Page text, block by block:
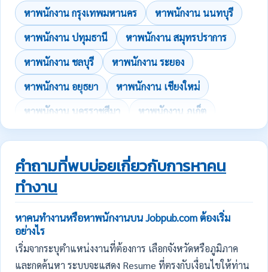
หาพนักงาน กรุงเทพมหานคร
หาพนักงาน นนทบุรี
หาพนักงาน ปทุมธานี
หาพนักงาน สมุทรปราการ
หาพนักงาน ชลบุรี
หาพนักงาน ระยอง
หาพนักงาน อยุธยา
หาพนักงาน เชียงใหม่
หาพนักงาน นครราชสีมา
หาพนักงาน ภูเก็ต
คำถามที่พบบ่อยเกี่ยวกับการหาคน
ทำงาน
หาคนทำงานหรือหาพนักงานบน Jobpub.com ต้องเริ่ม
อย่างไร
เริ่มจากระบุตำแหน่งงานที่ต้องการ เลือกจังหวัดหรือภูมิภาค
และกดค้นหา ระบบจะแสดง Resume ที่ตรงกับเงื่อนไขให้ท่าน